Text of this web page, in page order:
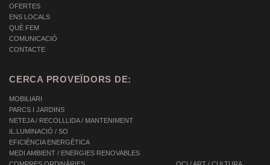
OFERTES
ENS LOCALS
QUÈ FEM
COMUNICACIÓ
CONTACTE
CERCA PROVEÏDORS DE:
MOBILIARI
PARCS I JARDINS
NETEJA / RECOLLLIDA / MANTENIMENT
IL.LUMINACIÓ / SO
EFICIÈNCIA ENERGÈTICA
MEDI AMBIENT / ENERGIES RENOVABLES